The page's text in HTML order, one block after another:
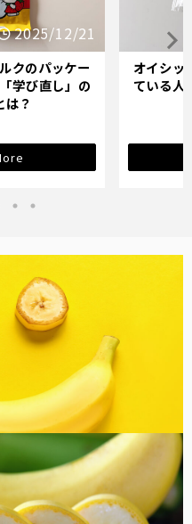
2025/12/21
クのパッケー
学び直し」の
は？
オイシッ
ている人